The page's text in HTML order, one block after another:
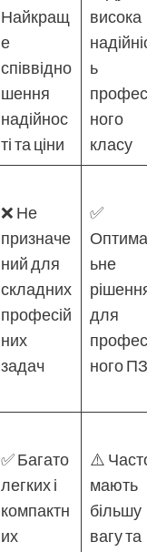
Найкращ
е
співвідно
шення
надійнос
ті та ціни
висока
ь
ного
класу
❌ Не
призначе
ний для
складних
професій
них
задач
✅
ьне
для
ного ПЗ
✅ Багато
легких і
компактн
их
⚠️
мають
більшу
вагу та